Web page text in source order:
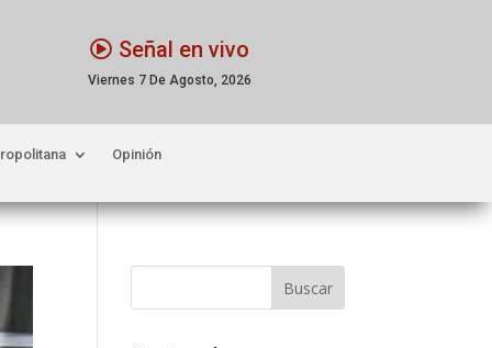
Señal en vivo
Viernes 7 De Agosto, 2026
Opinión
Buscar